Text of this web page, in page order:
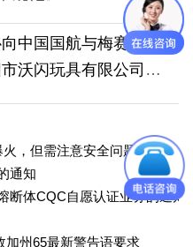
梅赛德斯-奔驰颁发碳中和证书
限公司取得塑胶玩具3C认证证书
，但需注意安全问题
通知
断体CQC自愿认证业务的通知
加州65最新警告语要求